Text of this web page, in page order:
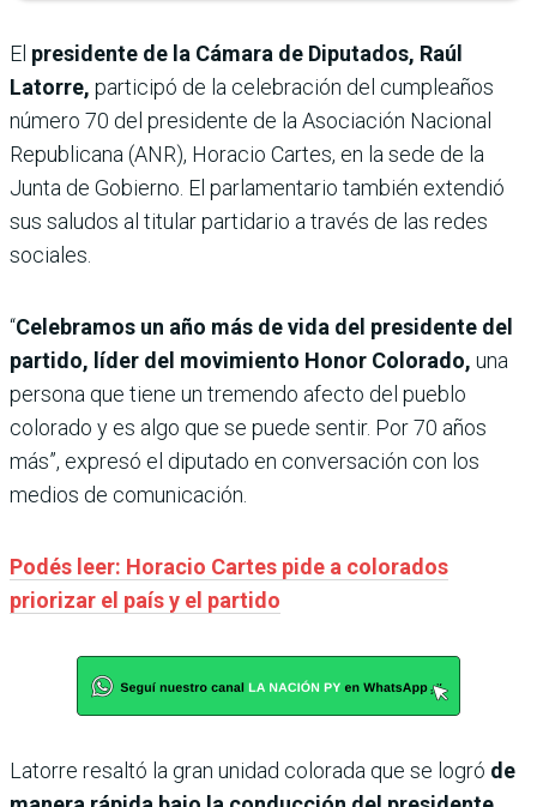
El presidente de la Cámara de Diputados, Raúl
Latorre, participó de la celebración del cumpleaños
número 70 del presidente de la Asociación Nacional
Republicana (ANR), Horacio Cartes, en la sede de la
Junta de Gobierno. El parlamentario también extendió
sus saludos al titular partidario a través de las redes
sociales.
“Celebramos un año más de vida del presidente del
partido, líder del movimiento Honor Colorado, una
persona que tiene un tremendo afecto del pueblo
colorado y es algo que se puede sentir. Por 70 años
más”, expresó el diputado en conversación con los
medios de comunicación.
Podés leer: Horacio Cartes pide a colorados
priorizar el país y el partido
Latorre resaltó la gran unidad colorada que se logró de